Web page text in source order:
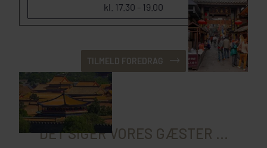
kl. 17.30 - 19.00
TILMELD FOREDRAG
DET SIGER VORES GÆSTER ...